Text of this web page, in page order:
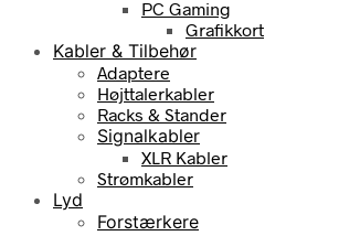
PC Gaming
Grafikkort
Kabler & Tilbehør
Adaptere
Højttalerkabler
Racks & Stander
Signalkabler
XLR Kabler
Strømkabler
Lyd
Forstærkere